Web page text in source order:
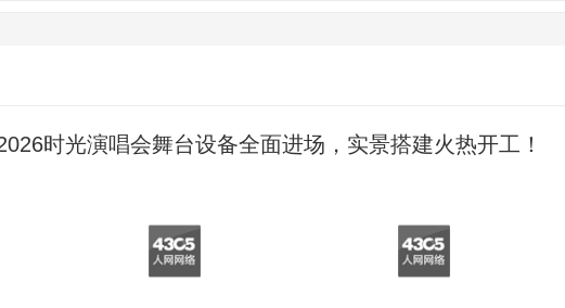
时光演唱会舞台设备全面进场，实景搭建火热开工！